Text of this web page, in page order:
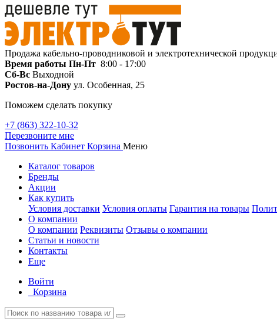
Продажа кабельно-проводниковой и электротехнической
Время работы Пн-Пт 8:00 - 17:00
Сб-Вс Выходной
Ростов-на-Дону ул. Особенная, 25
Поможем сделать покупку
+7 (863) 322-10-32
Перезвоните мне
Позвонить Кабинет Корзина Меню
Каталог товаров
Бренды
Акции
Как купить
Условия доставки Условия оплаты Гарантия на товары
О компании
О компании Реквизиты Отзывы о компании
Статьи и новости
Контакты
Еще
Войти
Корзина